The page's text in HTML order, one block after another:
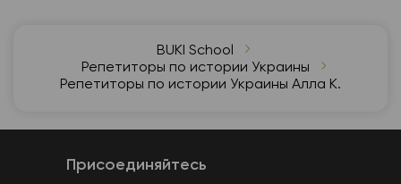
BUKI School
Репетиторы по истории Украины
Репетиторы по истории Украины Алла К.
Присоединяйтесь